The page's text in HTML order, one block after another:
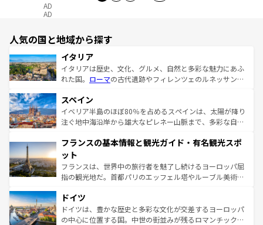
AD
AD
人気の国と地域から探す
イタリア
イタリアは歴史、文化、グルメ、自然と多彩な魅力にあふ
れた国。 ローマの古代遺跡やフィレンツェのルネッサンス
ろん、トスカーナの美しい田園風景やアマルフィ海岸の絶
景など、自然景観も見逃せない。観光の合間には、本場の
ピザやパスタなど、絶品のイタリア料理を堪能することも
ませてくれるイタリアで、忘れられない旅をしてみよう！
なお、新着のイタリア情報は
しい。
スペイン
イベリア半島のほぼ80％を占めるスペインは、太陽が降り
注ぐ地中海沿岸から雄大なピレネー山脈まで、多彩な自然
文化が根付くこの国では、情熱的なフラメンコ、熱気あふ
れる闘牛、そして美味しいタパスが生活の一部となってい
る。首都マドリードの洗練された雰囲気や、バルセロナの
アートに溢れた街角から、地方では古代ローマ遺跡や中世
せる。地方によって風土や気候が異なるスペインはその個
性で訪れる人を魅了する。 なお、新着のスペイン情報は コ
ンテンツ一覧を参照してほしい。
フランスの基本情報と観光ガイド・有名観光スポ
ット
フランスは、世界中の旅行者を魅了し続けるヨーロッパ屈
指の観光地だ。首都パリのエッフェル塔やルーブル美術館
で、幅広い魅力が詰まっている。華麗な宮殿、歴史的な大
聖堂、美しいビーチ、そして豊かな自然が、訪れる者を心
から魅了する。また、フランスは美食の国としても知ら
ドイツ
ドイツは、豊かな歴史と多彩な文化が交差するヨーロッパ
の中心に位置する国。中世の街並みが残るロマンチック街